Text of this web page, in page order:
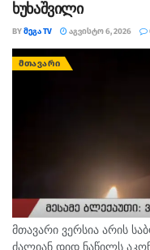
ხუხაშვილი
BYᲛᲔᲒᲐ TV ᲐᲒᲕᲘᲡᲢᲝ 6, 2026
ᲛᲗᲐᲕᲐᲠᲘ
მთავარი ვერსია არის
ძალიან დიდ ნაწილს